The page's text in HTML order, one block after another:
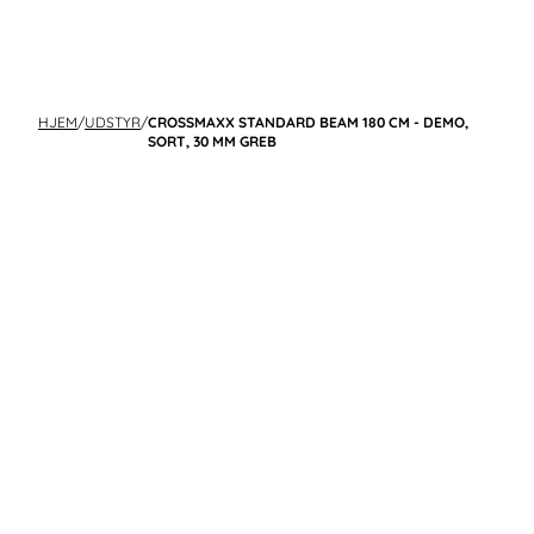
HJEM/UDSTYR/CROSSMAXX STANDARD BEAM 180 CM - DEMO,
SORT, 30 MM GREB